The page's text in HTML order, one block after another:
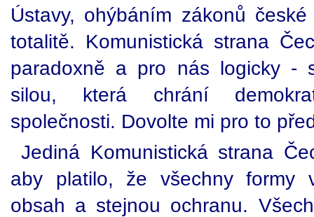
Ústavy, ohýbáním zákonů
totalitě. Komunistická strana
paradoxně a pro nás logicky -
silou, která chrání
společnosti. Dovolte mi pro to
Jediná Komunistická strana
aby platilo, že všechny formy
obsah a stejnou ochranu.